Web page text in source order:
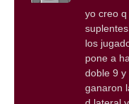
yo creo
los
pone a
doble 9 y
ganaron